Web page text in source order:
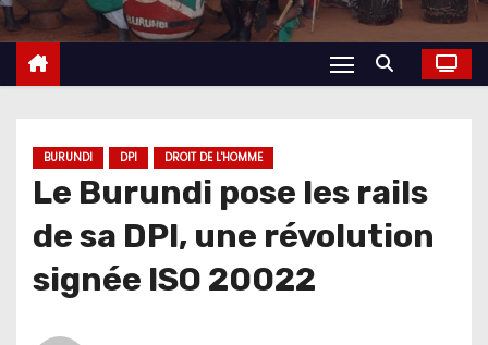
BURUNDI DPI DROIT DE L'HOMME
Le Burundi pose les rails
de sa DPI, une révolution
signée ISO 20022